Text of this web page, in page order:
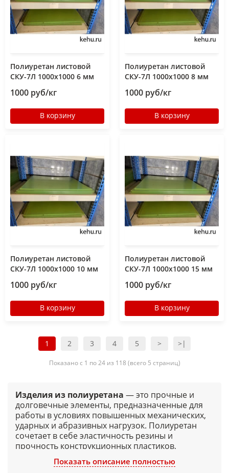
Полиуретан листовой
СКУ-7Л 1000х1000 6 мм
1000 руб/кг
В корзину
Полиуретан листовой
СКУ-7Л 1000х1000 8 мм
1000 руб/кг
В корзину
Полиуретан листовой
СКУ-7Л 1000х1000 10 мм
1000 руб/кг
В корзину
Полиуретан листовой
СКУ-7Л 1000х1000 15 мм
1000 руб/кг
В корзину
1 2 3 4 5 > >|
Показано с 1 по 24 из 118 (всего 5 страниц)
Изделия из полиуретана — это прочные и
долговечные элементы, предназначенные для
работы в условиях повышенных механических,
ударных и абразивных нагрузок. Полиуретан
сочетает в себе эластичность резины и
прочность конструкционных пластиков,
обеспечивая высокий ресурс эксплуатации и
устойчивость к износу.
Показать описание полностью